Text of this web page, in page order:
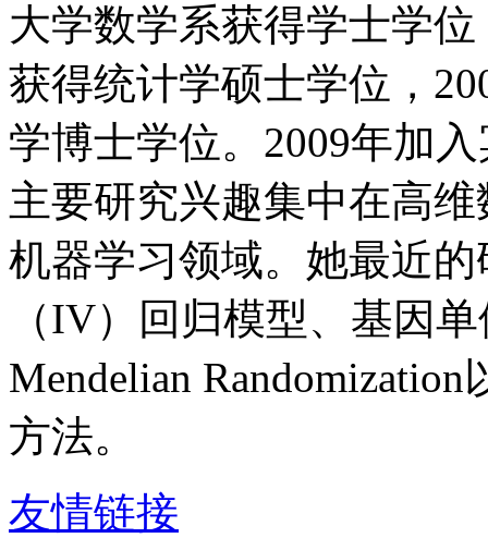
大学数学系获得学士学
获得统计学硕士学位，
学博士学位。2009年加
主要研究兴趣集中在高
机器学习领域。她最近
（IV）回归模型、基因
Mendelian
方法。
友情链接